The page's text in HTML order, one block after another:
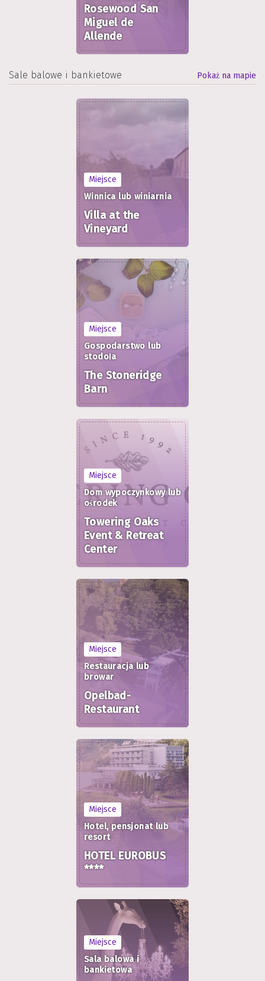
Rosewood San
Miguel de
Allende
Sale balowe i bankietowe Pokaż na mapie
Miejsce
Winnica lub winiarnia
Villa at the
Vineyard
Miejsce
Gospodarstwo lub
stodoła
The Stoneridge
Barn
Miejsce
Dom wypoczynkowy lub
ośrodek
Towering Oaks
Event & Retreat
Center
Miejsce
Restauracja lub
browar
Opelbad-
Restaurant
Miejsce
Hotel, pensjonat lub
resort
HOTEL EUROBUS
****
Miejsce
Sala balowa i
bankietowa